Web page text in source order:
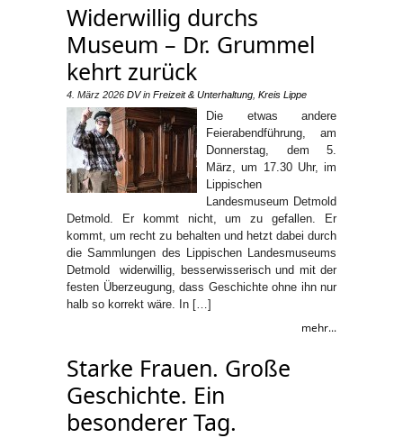
Widerwillig durchs
Museum – Dr. Grummel
kehrt zurück
4. März 2026 DVin Freizeit & Unterhaltung Kreis Lippe
Die etwas andere
Feierabendführung, am
Donnerstag, dem 5.
März, um 17.30 Uhr, im
Lippischen
Landesmuseum Detmold
Detmold. Er kommt nicht, um zu gefallen. Er
kommt, um recht zu behalten und hetzt dabei durch
die Sammlungen des Lippischen Landesmuseums
Detmold widerwillig, besserwisserisch und mit der
festen Überzeugung, dass Geschichte ohne ihn nur
halb so korrekt wäre. In […]
mehr...
Starke Frauen. Große
Geschichte. Ein
besonderer Tag.